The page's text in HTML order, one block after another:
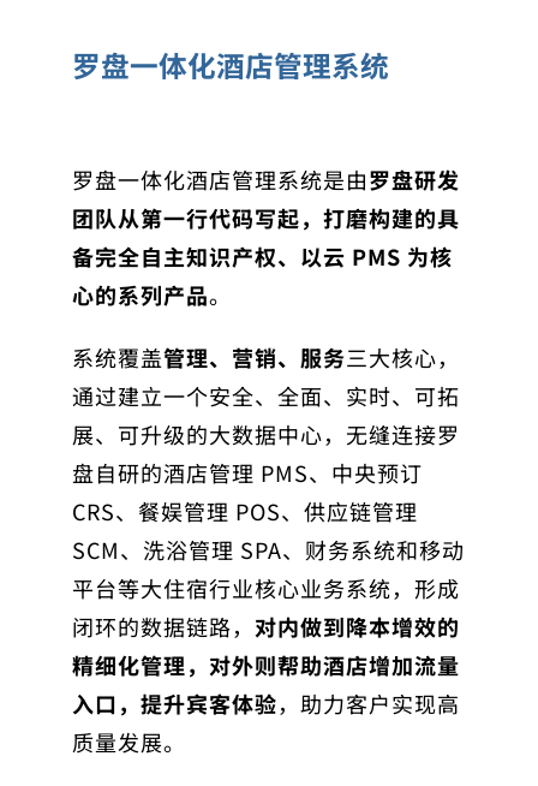
罗盘一体化酒店管理系统
罗盘一体化酒店管理系统是由罗盘研发
团队从第一行代码写起，打磨构建的具
备完全自主知识产权、以云 PMS 为核
心的系列产品。
系统覆盖管理、营销、服务三大核心，
通过建立一个安全、全面、实时、可拓
展、可升级的大数据中心，无缝连接罗
盘自研的酒店管理 PMS、中央预订
CRS、餐娱管理 POS、供应链管理
SCM、洗浴管理 SPA、财务系统和移动
平台等大住宿行业核心业务系统，形成
闭环的数据链路， 对内做到降本增效的
精细化管理，对外则帮助酒店增加流量
入口，提升宾客体验，助力客户实现高
质量发展。